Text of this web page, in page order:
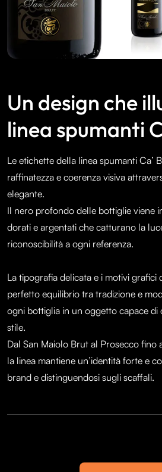
Un design che
linea spumanti
Le etichette della linea spumanti Ca’
raffinatezza e coerenza visiva
elegante.
Il nero profondo delle bottiglie viene
dorati e argentati che catturano la
riconoscibilità a ogni referenza.
La tipografia delicata e i motivi grafici
perfetto equilibrio tra tradizione e
ogni bottiglia in un oggetto capace di
stile.
Dal San Maiolo Brut al Prosecco fino
la linea mantiene un’identità forte e
brand e distinguendosi sugli scaffali.